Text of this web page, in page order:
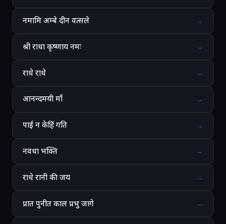
नमामि अम्बे दीन वत्सले →
श्री राधा कृष्णाय नमः →
राधे राधे →
आनन्दमयी माँ →
पाई न केहिं गति →
नवधा भक्ति →
राधे रानी की जय →
प्रात पुनीत काल प्रभु जागे →